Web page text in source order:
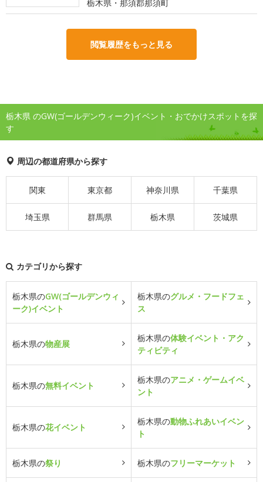
栃木県・那須郡那須町
閲覧履歴をもっと見る
栃木県 のGW(ゴールデンウィーク)イベント・おでかけスポットを探
す
周辺の都道府県から探す
関東 東京都 神奈川県 千葉県
埼玉県 群馬県 栃木県 茨城県
カテゴリから探す
栃木県のGW(ゴールデンウィ
ーク)イベント
栃木県のグルメ・フードフェ
ス
栃木県の物産展
栃木県の体験イベント・アク
ティビティ
栃木県の無料イベント
栃木県のアニメ・ゲームイベ
ント
栃木県の花イベント
栃木県の動物ふれあいイベン
ト
栃木県の祭り 栃木県のフリーマーケット